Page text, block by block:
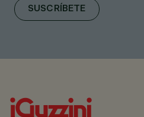
SUSCRÍBETE